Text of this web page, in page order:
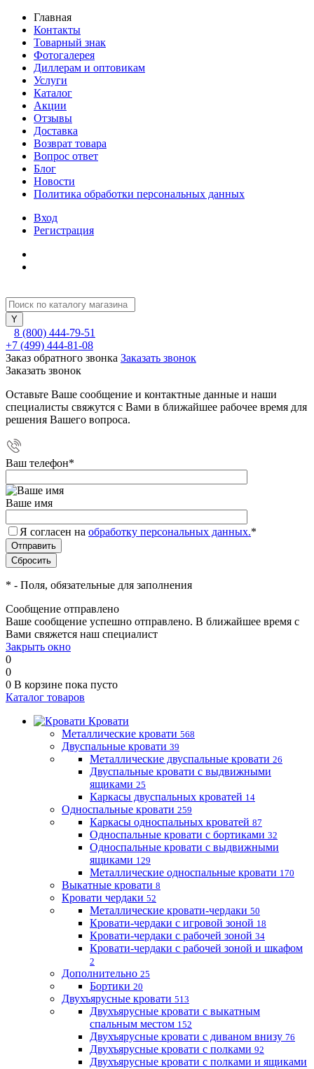
Главная
Контакты
Товарный знак
Фотогалерея
Диллерам и оптовикам
Услуги
Каталог
Акции
Отзывы
Доставка
Возврат товара
Вопрос ответ
Блог
Новости
Политика обработки персональных данных
Вход
Регистрация
8 (800) 444-79-51
+7 (499) 444-81-08
Заказ обратного звонка Заказать звонок
Заказать звонок
Оставьте Ваше сообщение и контактные данные и наши
специалисты свяжутся с Вами в ближайшее рабочее время для
решения Вашего вопроса.
Ваш телефон*
Ваше имя
Я согласен на обработку персональных данных.*
* - Поля, обязательные для заполнения
Сообщение отправлено
Ваше сообщение успешно отправлено. В ближайшее время с
Вами свяжется наш специалист
Закрыть окно
0
0
0 В корзине пока пусто
Каталог товаров
Кровати
Металлические кровати 568
Двуспальные кровати 39
Металлические двуспальные кровати 26
Двуспальные кровати с выдвижными
ящиками 25
Каркасы двуспальных кроватей 14
Односпальные кровати 259
Каркасы односпальных кроватей 87
Односпальные кровати с бортиками 32
Односпальные кровати с выдвижными
ящиками 129
Металлические односпальные кровати 170
Выкатные кровати 8
Кровати чердаки 52
Металлические кровати-чердаки 50
Кровати-чердаки с игровой зоной 18
Кровати-чердаки с рабочей зоной 34
Кровати-чердаки с рабочей зоной и шкафом
2
Дополнительно 25
Бортики 20
Двухъярусные кровати 513
Двухъярусные кровати с выкатным
спальным местом 152
Двухъярусные кровати с диваном внизу 76
Двухъярусные кровати с полками 92
Двухъярусные кровати с полками и ящиками